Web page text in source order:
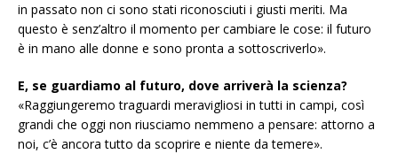
in passato non ci sono stati riconosciuti i giusti meriti. Ma
questo è senz’altro il momento per cambiare le cose: il futuro
è in mano alle donne e sono pronta a sottoscriverlo».
E, se guardiamo al futuro, dove arriverà la scienza?
«Raggiungeremo traguardi meravigliosi in tutti in campi, così
grandi che oggi non riusciamo nemmeno a pensare: attorno a
noi, c’è ancora tutto da scoprire e niente da temere».